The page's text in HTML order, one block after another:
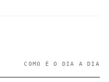
COMO É O DIA A DIA